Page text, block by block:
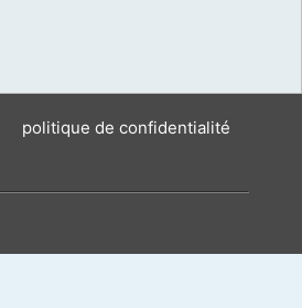
politique de confidentialité